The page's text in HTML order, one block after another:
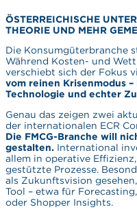
ÖSTERREICHISCHE
THEORIE UND MEHR
Die Konsumgüterbranche
Während Kosten- und
verschiebt sich der Fokus
vom reinen Krisenmodus
Technologie und echter
Genau das zeigen zwei
der internationalen ECR
Die FMCG-Branche will
gestalten.International
allem in operative
gestützte Prozesse.
als Zukunftsvision
Tool – etwa für
oder Shopper Insights.